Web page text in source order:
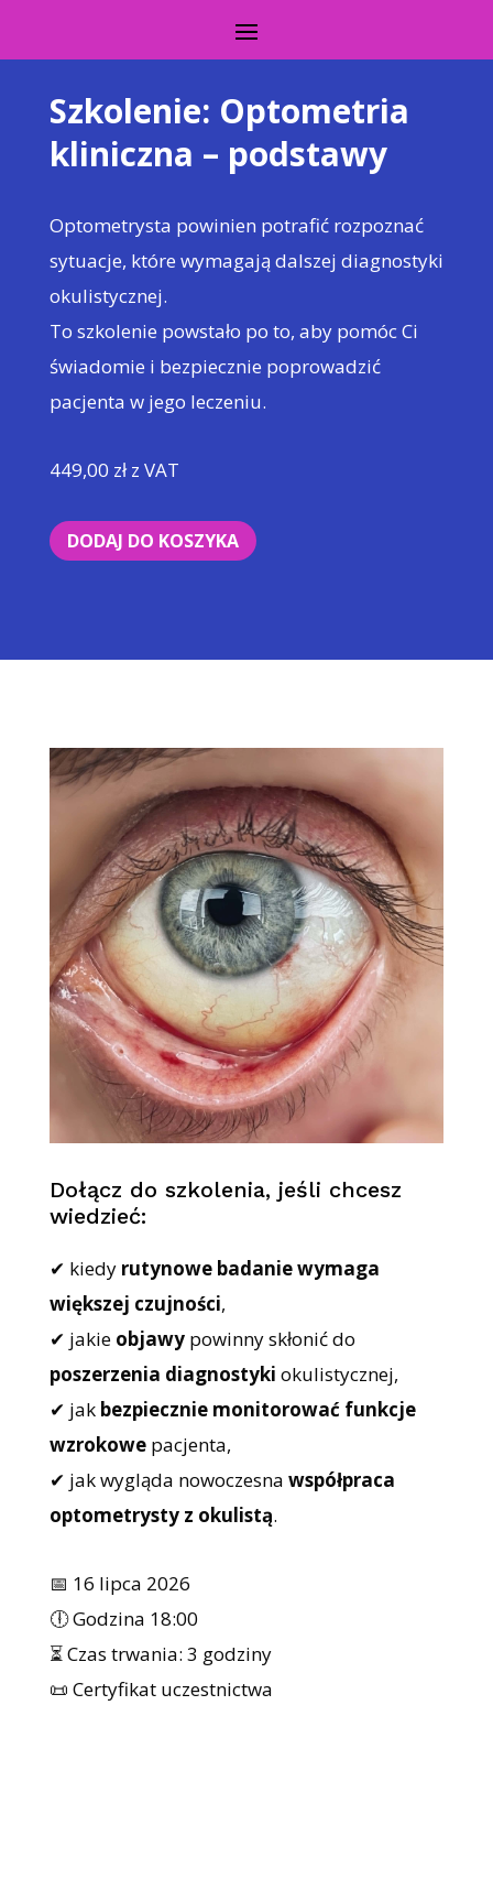
Szkolenie: Optometria
kliniczna – podstawy
Optometrysta powinien potrafić rozpoznać
sytuacje, które wymagają dalszej diagnostyki
okulistycznej.
To szkolenie powstało po to, aby pomóc Ci
świadomie i bezpiecznie poprowadzić
pacjenta w jego leczeniu.
449,00 zł z VAT
DODAJ DO KOSZYKA
Dołącz do szkolenia, jeśli chcesz
wiedzieć:
✔ kiedy rutynowe badanie wymaga
większej czujności,
✔ jakie objawypowinny skłonić do
poszerzenia diagnostyki okulistycznej,
✔ jak bezpiecznie monitorować funkcje
wzrokowepacjenta,
✔ jak wygląda nowoczesna współpraca
optometrysty z okulistą.
📅 16 lipca 2026
🕕 Godzina 18:00
⏳ Czas trwania: 3 godziny
📜 Certyfikat uczestnictwa